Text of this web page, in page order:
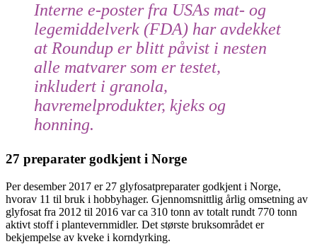
Interne e-poster fra USAs mat- og
legemiddelverk (FDA) har avdekket
at Roundup er blitt påvist i nesten
alle matvarer som er testet,
inkludert i granola,
havremelprodukter, kjeks og
honning.
27 preparater godkjent i Norge
Per desember 2017 er 27 glyfosat­preparater godkjent i Norge,
hvorav 11 til bruk i hobbyhager. Gjennomsnittlig årlig omsetning av
glyfosat fra 2012 til 2016 var ca 310 tonn av totalt rundt 770 tonn
aktivt stoff i plantevernmidler. Det største bruksområdet er
bekjempelse av kveke i korndyrking.